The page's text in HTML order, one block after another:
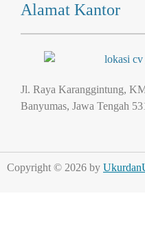
Alamat Kantor
Jl. Raya Karanggintung,
Banyumas, Jawa Tengah
Copyright © 2026 by